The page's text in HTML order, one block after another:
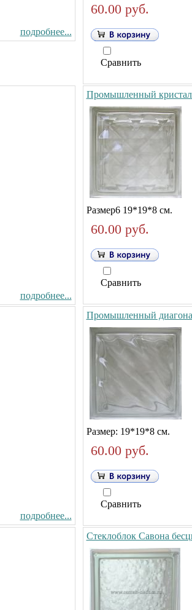
подробнее...
60.00 руб.
Сравнить
подробнее...
Промышленный
Размер6 19*19*8 см.
60.00 руб.
Сравнить
подробнее...
Промышленный
Размер: 19*19*8 см.
60.00 руб.
Сравнить
Стеклоблок Савона